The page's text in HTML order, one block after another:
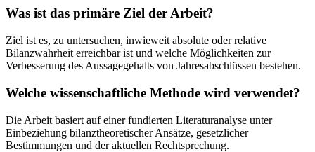
Was ist das primäre Ziel der Arbeit?
Ziel ist es, zu untersuchen, inwieweit absolute oder relative
Bilanzwahrheit erreichbar ist und welche Möglichkeiten zur
Verbesserung des Aussagegehalts von Jahresabschlüssen bestehen.
Welche wissenschaftliche Methode wird verwendet?
Die Arbeit basiert auf einer fundierten Literaturanalyse unter
Einbeziehung bilanztheoretischer Ansätze, gesetzlicher
Bestimmungen und der aktuellen Rechtsprechung.